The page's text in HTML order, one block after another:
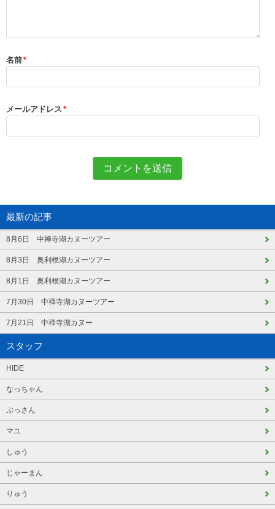
名前*
メールアドレス *
最新の記事
8月6日 中禅寺湖カヌーツアー
8月3日 奥利根湖カヌーツアー
8月1日 奥利根湖カヌーツアー
7月30日 中禅寺湖カヌーツアー
7月21日 中禅寺湖カヌー
スタッフ
HIDE
なっちゃん
ぶっさん
マユ
しゅう
じゃーまん
りゅう